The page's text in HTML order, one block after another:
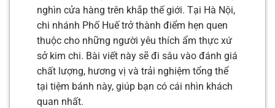
nghìn cửa hàng trên khắp thế giới. Tại Hà Nội,
chi nhánh Phố Huế trở thành điểm hẹn quen
thuộc cho những người yêu thích ẩm thực xứ
sở kim chi. Bài viết này sẽ đi sâu vào đánh giá
chất lượng, hương vị và trải nghiệm tổng thể
tại tiệm bánh này, giúp bạn có cái nhìn khách
quan nhất.